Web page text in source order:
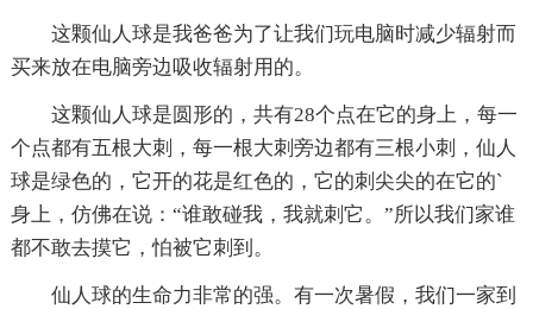
这颗仙人球是我爸爸为了让我们玩电脑时减少辐射而
买来放在电脑旁边吸收辐射用的。
这颗仙人球是圆形的，共有28个点在它的身上，每一
个点都有五根大刺，每一根大刺旁边都有三根小刺，仙人
球是绿色的，它开的花是红色的，它的刺尖尖的在它的`
身上，仿佛在说：“谁敢碰我，我就刺它。”所以我们家谁
都不敢去摸它，怕被它刺到。
仙人球的生命力非常的强。有一次暑假，我们一家到